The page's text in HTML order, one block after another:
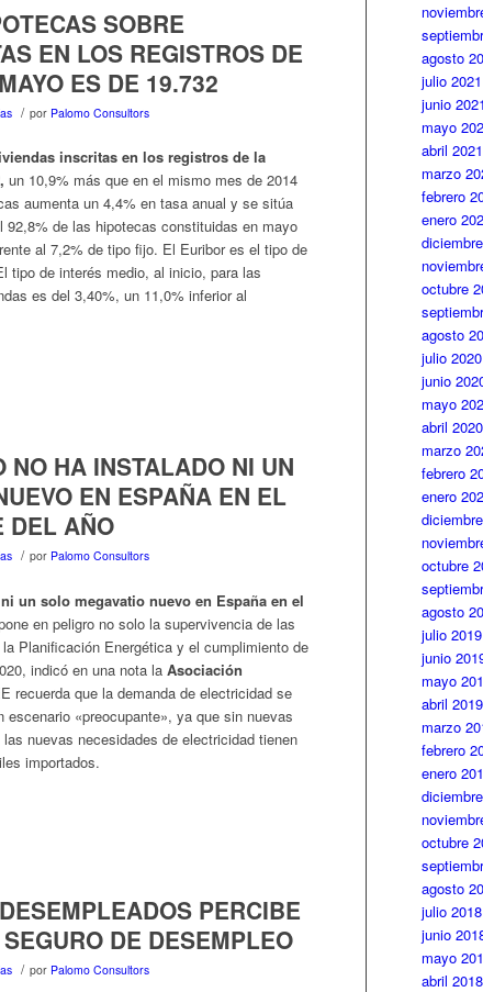
SOBRE
EN LOS REGISTROS DE
ES DE 19.732
/ por Palomo Consultors
inscritas en los registros de la
un 10,9% más que en el mismo mes de 2014
aumenta un 4,4% en tasa anual y se sitúa
de las hipotecas constituidas en mayo
al 7,2% de tipo fijo. El Euribor es el tipo de
tipo de interés medio, al inicio, para las
es del 3,40%, un 11,0% inferior al
NO HA INSTALADO NI UN
EN ESPAÑA EN EL
DEL AÑO
/ por Palomo Consultors
un solo megavatio nuevo en España en el
en peligro no solo la supervivencia de las
Planificación Energética y el cumplimiento de
indicó en una nota la Asociación
recuerda que la demanda de electricidad se
escenario «preocupante», ya que sin nuevas
nuevas necesidades de electricidad tienen
importados.
PERCIBE
DE DESEMPLEO
/ por Palomo Consultors
agosto
julio 2021
junio 2021
mayo
abril 2021
marzo
febrero
enero
octubre
agosto
julio 2020
junio
mayo
abril 2020
marzo
febrero
enero
octubre
agosto
julio 2019
junio
mayo
abril 2019
marzo
febrero
enero
octubre
agosto
julio 2018
junio
mayo
abril 2018